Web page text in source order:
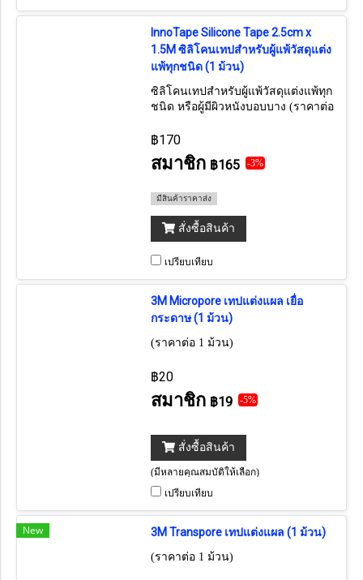
InnoTape Silicone Tape 2.5cm x
1.5M ซิลิโคนเทปสำหรับผู้แพ้วัสดุแต่ง
แพ้ทุกชนิด (1 ม้วน)
ซิลิโคนเทปสำหรับผู้แพ้วัสดุแต่งแพ้ทุก
ชนิด หรือผู้มีผิวหนังบอบบาง (ราคาต่อ
12 ม้วน
฿170
สมาชิก ฿165 -3%
มีสินค้าราคาส่ง
สั่งซื้อสินค้า
เปรียบเทียบ
3M Micropore เทปแต่งแผล เยื่อ
กระดาษ (1 ม้วน)
(ราคาต่อ 1 ม้วน)
฿20
สมาชิก ฿19 -5%
สั่งซื้อสินค้า
(มีหลายคุณสมบัติให้เลือก)
เปรียบเทียบ
New 3M Transpore เทปแต่งแผล (1 ม้วน)
(ราคาต่อ 1 ม้วน)